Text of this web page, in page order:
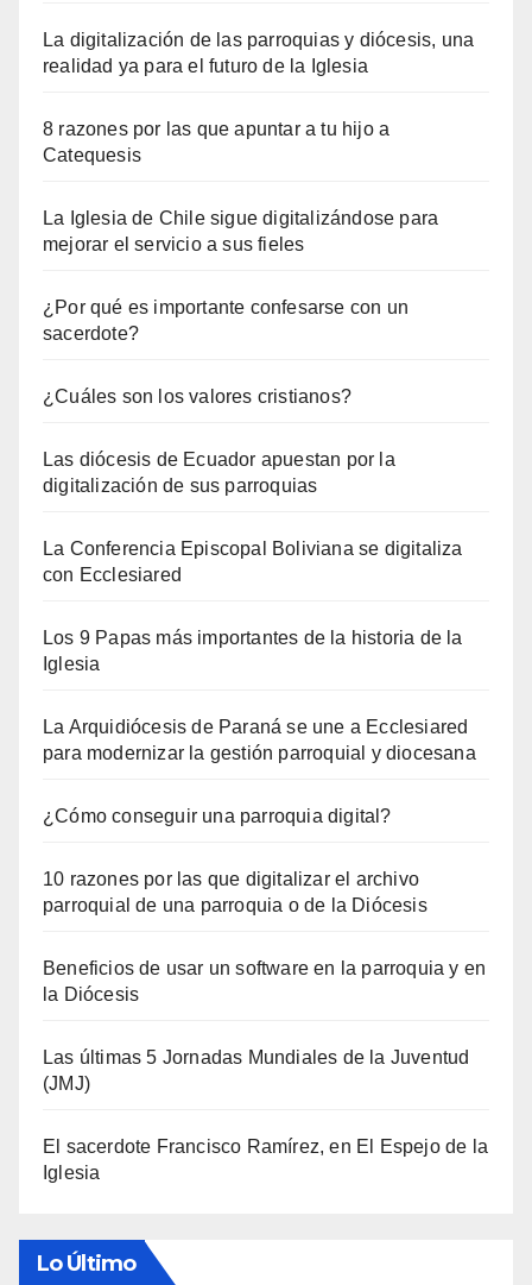
La digitalización de las parroquias y diócesis, una
realidad ya para el futuro de la Iglesia
8 razones por las que apuntar a tu hijo a
Catequesis
La Iglesia de Chile sigue digitalizándose para
mejorar el servicio a sus fieles
¿Por qué es importante confesarse con un
sacerdote?
¿Cuáles son los valores cristianos?
Las diócesis de Ecuador apuestan por la
digitalización de sus parroquias
La Conferencia Episcopal Boliviana se digitaliza
con Ecclesiared
Los 9 Papas más importantes de la historia de la
Iglesia
La Arquidiócesis de Paraná se une a Ecclesiared
para modernizar la gestión parroquial y diocesana
¿Cómo conseguir una parroquia digital?
10 razones por las que digitalizar el archivo
parroquial de una parroquia o de la Diócesis
Beneficios de usar un software en la parroquia y en
la Diócesis
Las últimas 5 Jornadas Mundiales de la Juventud
(JMJ)
El sacerdote Francisco Ramírez, en El Espejo de la
Iglesia
Lo Último